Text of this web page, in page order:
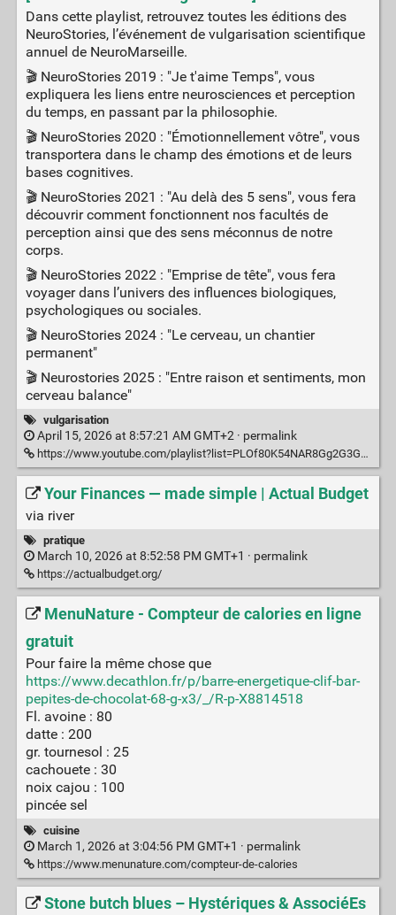
Dans cette playlist, retrouvez toutes les éditions des
NeuroStories, l’événement de vulgarisation scientifique
annuel de NeuroMarseille.
🎬 NeuroStories 2019 : "Je t'aime Temps", vous
expliquera les liens entre neurosciences et perception
du temps, en passant par la philosophie.
🎬 NeuroStories 2020 : "Émotionnellement vôtre", vous
transportera dans le champ des émotions et de leurs
bases cognitives.
🎬 NeuroStories 2021 : "Au delà des 5 sens", vous fera
découvrir comment fonctionnent nos facultés de
perception ainsi que des sens méconnus de notre
corps.
🎬 NeuroStories 2022 : "Emprise de tête", vous fera
voyager dans l’univers des influences biologiques,
psychologiques ou sociales.
🎬 NeuroStories 2024 : "Le cerveau, un chantier
permanent"
🎬 Neurostories 2025 : "Entre raison et sentiments, mon
cerveau balance"
vulgarisation
April 15, 2026 at 8:57:21 AM GMT+2 · permalink
https://www.youtube.com/playlist?list=PLOf80K54NAR8Gg2G3GaPbN91KloG2ZDH0
Your Finances — made simple | Actual Budget
via river
pratique
March 10, 2026 at 8:52:58 PM GMT+1 · permalink
https://actualbudget.org/
MenuNature - Compteur de calories en ligne
gratuit
Pour faire la même chose que
https://www.decathlon.fr/p/barre-energetique-clif-bar-
pepites-de-chocolat-68-g-x3/_/R-p-X8814518
Fl. avoine : 80
datte : 200
gr. tournesol : 25
cachouete : 30
noix cajou : 100
pincée sel
cuisine
March 1, 2026 at 3:04:56 PM GMT+1 · permalink
https://www.menunature.com/compteur-de-calories
Stone butch blues – Hystériques & AssociéEs